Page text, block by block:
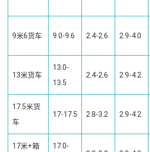
9米6货车 9.0-9.6 2.4-2.6 2.9-4.0
13米货车
13.0-
13.5
2.4-2.6 2.9-4.2
17.5米货
车
17-17.5 2.8-3.2 2.9-4.2
17米+箱
17.0-